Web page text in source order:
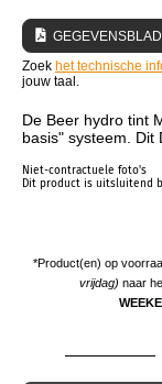
GEGEVENSBLAD
Zoek het technische
jouw taal.
De Beer hydro tint
basis" systeem. Dit
Niet-contractuele foto's
Dit product is uitsluitend
*Product(en) op
vrijdag) naar